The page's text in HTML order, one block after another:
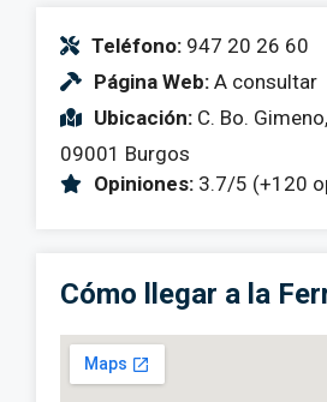
Teléfono: 947 20 26 60
Página Web: A consultar
Ubicación: C. Bo.
09001 Burgos
Opiniones: 3.7/5 (+120
Cómo llegar a la